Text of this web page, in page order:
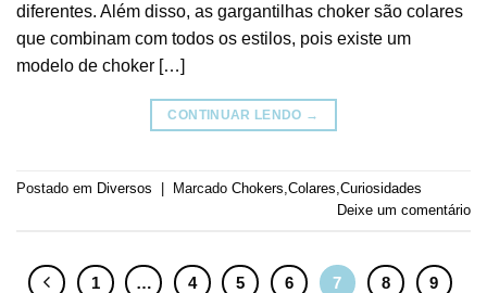
diferentes. Além disso, as gargantilhas choker são colares
que combinam com todos os estilos, pois existe um
modelo de choker […]
CONTINUAR LENDO →
Postado em Diversos Marcado Chokers Colares Curiosidades
Deixe um comentário
1 … 4 5 6 7 8
9